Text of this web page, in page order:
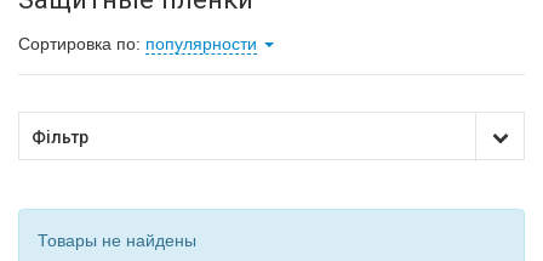
Сортировка по: популярности
Фільтр
Товары не найдены